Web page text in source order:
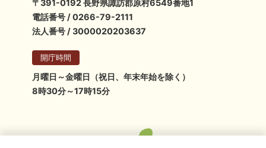
〒391-0192 長野県諏訪郡原村6549番地1
電話番号 / 0266-79-2111
法人番号 / 3000020203637
開庁時間
月曜日～金曜日（祝日、年末年始を除く）
8時30分～17時15分